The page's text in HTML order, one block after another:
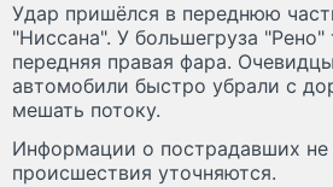
Удар пришёлся в переднюю
"Ниссана". У большегруза
передняя правая фара.
автомобили быстро убрали с
мешать потоку.
Информации о пострадавших не
происшествия уточняются.